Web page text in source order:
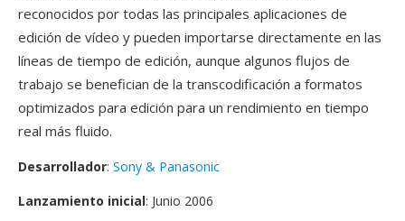
reconocidos por todas las principales aplicaciones de
edición de vídeo y pueden importarse directamente en las
líneas de tiempo de edición, aunque algunos flujos de
trabajo se benefician de la transcodificación a formatos
optimizados para edición para un rendimiento en tiempo
real más fluido.
Desarrollador: Sony & Panasonic
Lanzamiento inicial: Junio 2006